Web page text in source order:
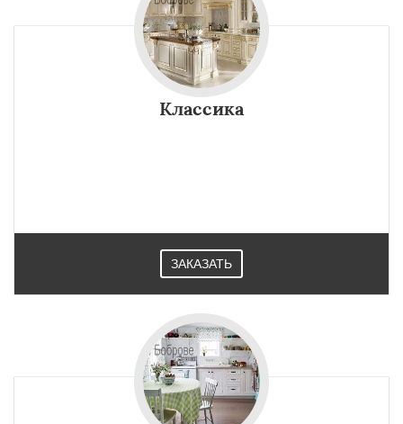
Классика
ЗАКАЗАТЬ